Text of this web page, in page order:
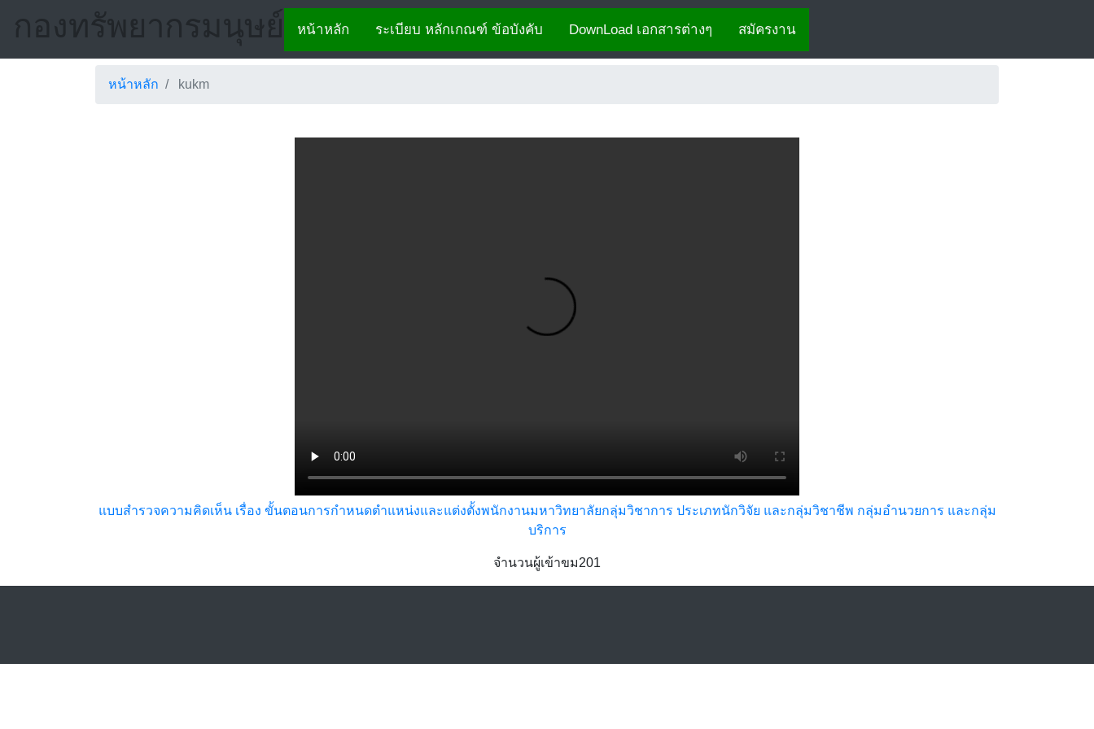
กองทรัพยากรมนุษย์ สมัครงาน
DownLoad เอกสารต่างๆ
ระเบียบ หลักเกณฑ์ ข้อบังคับ
หน้าหลัก
หน้าหลัก kukm
แบบสำรวจความคิดเห็น เรื่อง ขั้นตอนการกำหนดตำแหน่งและแต่งตั้งพนักงานมหาวิทยาลัยกลุ่มวิชาการ ประเภทนักวิจัย และกลุ่มวิชาชีพ กลุ่มอำนวยการ และกลุ่ม
บริการ
จำนวนผู้เข้าขม201